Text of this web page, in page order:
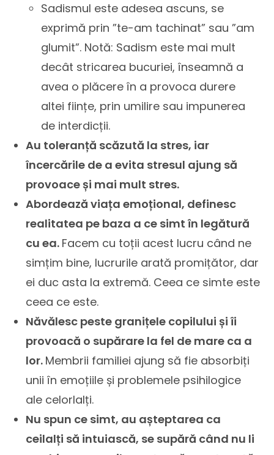
Sadismul este adesea ascuns, se
exprimă prin ”te-am tachinat” sau ”am
glumit”. Notă: Sadism este mai mult
decât stricarea bucuriei, înseamnă a
avea o plăcere în a provoca durere
altei ființe, prin umilire sau impunerea
de interdicții.
Au toleranță scăzută la stres, iar
încercările de a evita stresul ajung să
provoace și mai mult stres.
Abordează viața emoțional, definesc
realitatea pe baza a ce simt în legătură
cu ea. Facem cu toții acest lucru când ne
simțim bine, lucrurile arată promițător, dar
ei duc asta la extremă. Ceea ce simte este
ceea ce este.
Năvălesc peste granițele copilului și îi
provoacă o supărare la fel de mare ca a
lor. Membrii familiei ajung să fie absorbiți
unii în emoțiile și problemele psihilogice
ale celorlalți.
Nu spun ce simt, au așteptarea ca
ceilalți să intuiască, se supără când nu li